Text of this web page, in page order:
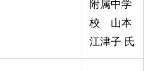
附属中学
校 山本
江津子 氏